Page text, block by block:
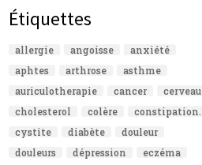
Étiquettes
allergie angoisse
anxiété
aphtes
arthrose
asthme
auriculotherapie
cancer
cerveau
cholesterol
colère
constipation.
cystite
diabète
douleur
douleurs
dépression
eczéma